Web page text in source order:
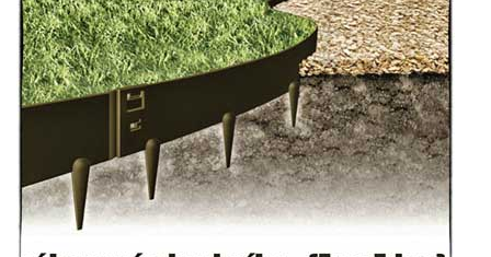
Kenotaf Antonína Krause na hřbitově v
Lužici
Pomník vojákům Rudé armády na hřbitově
v Kozlech
Pamětní deska pochodu smrti v Saupsdorfu
Pomník obětem 2. světové války v parku
Walthera von der Vogelweide v Duchcově